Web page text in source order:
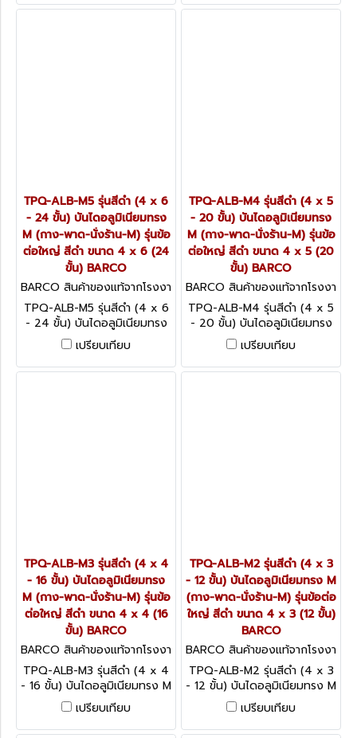
TPQ-ALB-M5 รุ่นสีดำ (4 x 6
- 24 ขั้น) บันไดอลูมิเนียมทรง
M (กาง-พาด-นั่งร้าน-M) รุ่นข้อ
ต่อใหญ่ สีดำ ขนาด 4 x 6 (24
ขั้น) BARCO
BARCO สินค้าของแท้จากโรงงา
นผู้ผลิต TPQ-ALB-M5 (4 x 6
- 24 ขั้น)
TPQ-ALB-M5 รุ่นสีดำ (4 x 6
- 24 ขั้น) บันไดอลูมิเนียมทรง
M (กาง-พาด-นั่งร้าน-M) รุ่นข้อ
ต่อใหญ่ สีดำ ขนาด 4 x 6 (24
ขั้น) BARCO
เปรียบเทียบ
TPQ-ALB-M4 รุ่นสีดำ (4 x 5
- 20 ขั้น) บันไดอลูมิเนียมทรง
M (กาง-พาด-นั่งร้าน-M) รุ่นข้อ
ต่อใหญ่ สีดำ ขนาด 4 x 5 (20
ขั้น) BARCO
BARCO สินค้าของแท้จากโรงงา
นผู้ผลิต TPQ-ALB-M4 (4 x 5
- 20 ขั้น)
TPQ-ALB-M4 รุ่นสีดำ (4 x 5
- 20 ขั้น) บันไดอลูมิเนียมทรง
M (กาง-พาด-นั่งร้าน-M) รุ่นข้อ
ต่อใหญ่ สีดำ ขนาด 4 x 5 (20
ขั้น) BARCO
เปรียบเทียบ
TPQ-ALB-M3 รุ่นสีดำ (4 x 4
- 16 ขั้น) บันไดอลูมิเนียมทรง
M (กาง-พาด-นั่งร้าน-M) รุ่นข้อ
ต่อใหญ่ สีดำ ขนาด 4 x 4 (16
ขั้น) BARCO
BARCO สินค้าของแท้จากโรงงา
นผู้ผลิต TPQ-ALB-M3 (4 x 4
- 16 ขั้น)
TPQ-ALB-M3 รุ่นสีดำ (4 x 4
- 16 ขั้น) บันไดอลูมิเนียมทรง M
(กาง-พาด-นั่งร้าน-M) รุ่นข้อต่อ
ใหญ่ สีดำ ขนาด 4 x 4 (16
ขั้น) BARCO
เปรียบเทียบ
TPQ-ALB-M2 รุ่นสีดำ (4 x 3
- 12 ขั้น) บันไดอลูมิเนียมทรง M
(กาง-พาด-นั่งร้าน-M) รุ่นข้อต่อ
ใหญ่ สีดำ ขนาด 4 x 3 (12 ขั้น)
BARCO
BARCO สินค้าของแท้จากโรงงา
นผู้ผลิต TPQ-ALB-M2 (4 x 3
- 12 ขั้น)
TPQ-ALB-M2 รุ่นสีดำ (4 x 3
- 12 ขั้น) บันไดอลูมิเนียมทรง M
(กาง-พาด-นั่งร้าน-M) รุ่นข้อต่อ
ใหญ่ สีดำ ขนาด 4 x 3 (12 ขั้น)
BARCO
เปรียบเทียบ